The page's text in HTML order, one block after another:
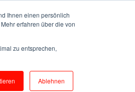
Ihnen einen persönlich
erfahren über die von
zu entsprechen,
Ablehnen